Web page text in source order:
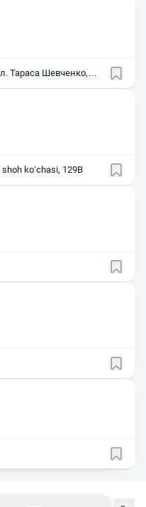
Тараса Шевченко,
koʻchasi, 129B